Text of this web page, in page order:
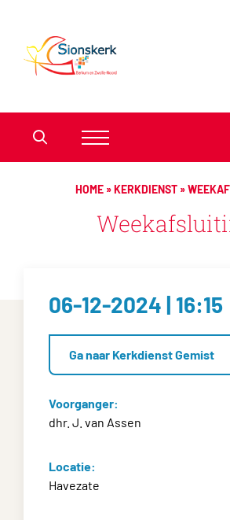
HOME »KERKDIENST »
06-12-2024 | 16:15
Ga naar Kerkdienst Gemist
Voorganger:
dhr. J. van Assen
Locatie:
Havezate